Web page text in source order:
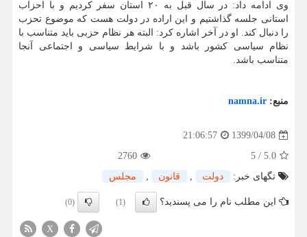
وی ادامه داد: در سال قبل به ۲۰ استان سفر کردیم و با احزاب
استانی جلسه گذاشتیم و این اراده در دولت هست که موضوع تحزب
را دنبال کند. او در آخر اشاره کرد: البته هر نظام حزبی باید متناسب با
نظام سیاسی کشور باشد و با شرایط سیاسی و اجتماعی آنجا
متناسب باشد.
منبع: namna.ir
1399/04/08
21:06:57
5.0
/
5
2760
تگهای خبر:
دولت , قانون , مجلس
این مطلب نام را می پسندید؟ (1)
(0)
X